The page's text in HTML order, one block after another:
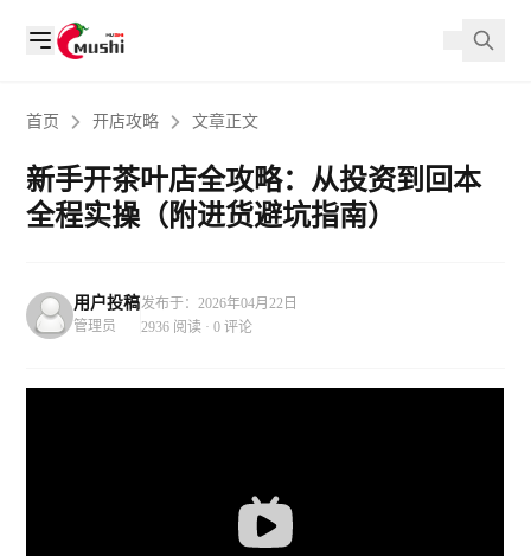
首页 开店攻略 文章正文
新手开茶叶店全攻略：从投资到回本
全程实操（附进货避坑指南）
用户投稿
管理员
发布于：2026年04月22日
2936 阅读 · 0 评论